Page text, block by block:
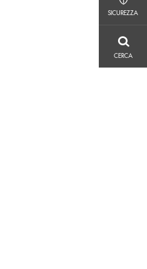
SICUREZZA
CERCA